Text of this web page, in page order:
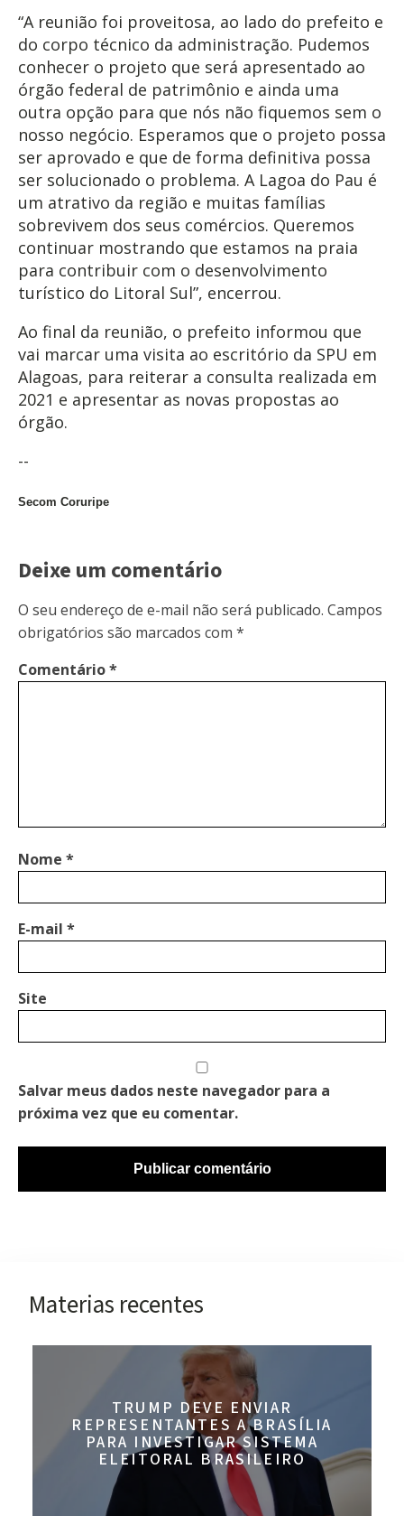
“A reunião foi proveitosa, ao lado do prefeito e
do corpo técnico da administração. Pudemos
conhecer o projeto que será apresentado ao
órgão federal de patrimônio e ainda uma
outra opção para que nós não fiquemos sem o
nosso negócio. Esperamos que o projeto possa
ser aprovado e que de forma definitiva possa
ser solucionado o problema. A Lagoa do Pau é
um atrativo da região e muitas famílias
sobrevivem dos seus comércios. Queremos
continuar mostrando que estamos na praia
para contribuir com o desenvolvimento
turístico do Litoral Sul”, encerrou.
Ao final da reunião, o prefeito informou que
vai marcar uma visita ao escritório da SPU em
Alagoas, para reiterar a consulta realizada em
2021 e apresentar as novas propostas ao
órgão.
--
Secom Coruripe
Deixe um comentário
O seu endereço de e-mail não será publicado. Campos
obrigatórios são marcados com *
Comentário*
Nome *
E-mail *
Site
Salvar meus dados neste navegador para a
próxima vez que eu comentar.
Materias recentes
TRUMP DEVE ENVIAR
REPRESENTANTES A BRASÍLIA
PARA INVESTIGAR SISTEMA
ELEITORAL BRASILEIRO